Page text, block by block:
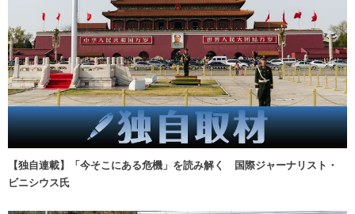
【独自連載】「今そこにある危機」を読み解く 国際ジャーナリスト・
ビニシウス氏